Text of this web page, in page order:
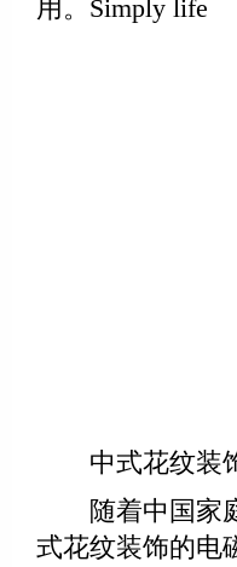
用。Simply life
中式花纹装
随着中国家庭
式花纹装饰的电